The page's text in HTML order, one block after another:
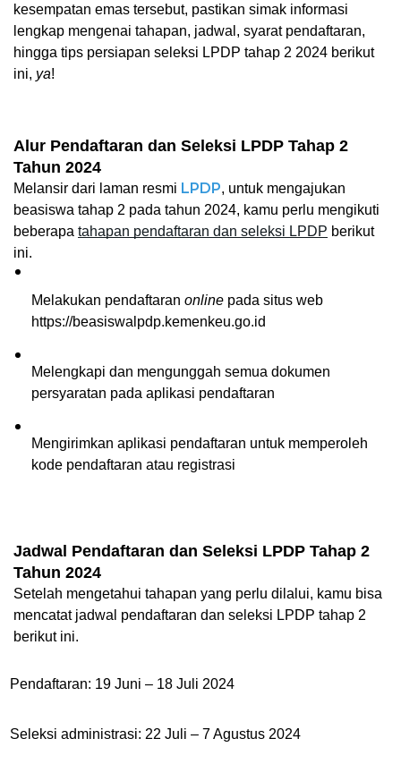
kesempatan emas tersebut, pastikan simak informasi
lengkap mengenai tahapan, jadwal, syarat pendaftaran,
hingga tips persiapan seleksi LPDP tahap 2 2024 berikut
ini, ya!
Alur Pendaftaran dan Seleksi LPDP Tahap 2
Tahun 2024
Melansir dari laman resmi LPDP, untuk mengajukan
beasiswa tahap 2 pada tahun 2024, kamu perlu mengikuti
beberapa tahapan pendaftaran dan seleksi LPDP berikut
ini.
Melakukan pendaftaran online pada situs web
https://beasiswalpdp.kemenkeu.go.id
Melengkapi dan mengunggah semua dokumen
persyaratan pada aplikasi pendaftaran
Mengirimkan aplikasi pendaftaran untuk memperoleh
kode pendaftaran atau registrasi
Jadwal Pendaftaran dan Seleksi LPDP Tahap 2
Tahun 2024
Setelah mengetahui tahapan yang perlu dilalui, kamu bisa
mencatat jadwal pendaftaran dan seleksi LPDP tahap 2
berikut ini.
Pendaftaran: 19 Juni – 18 Juli 2024
Seleksi administrasi: 22 Juli – 7 Agustus 2024